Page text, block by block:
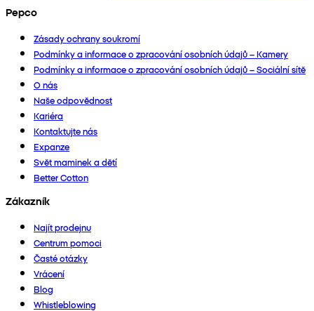
Pepco
Zásady ochrany soukromí
Podmínky a informace o zpracování osobních údajů – Kamery
Podmínky a informace o zpracování osobních údajů – Sociální sítě
O nás
Naše odpovědnost
Kariéra
Kontaktujte nás
Expanze
Svět maminek a dětí
Better Cotton
Zákazník
Najít prodejnu
Centrum pomoci
Časté otázky
Vrácení
Blog
Whistleblowing